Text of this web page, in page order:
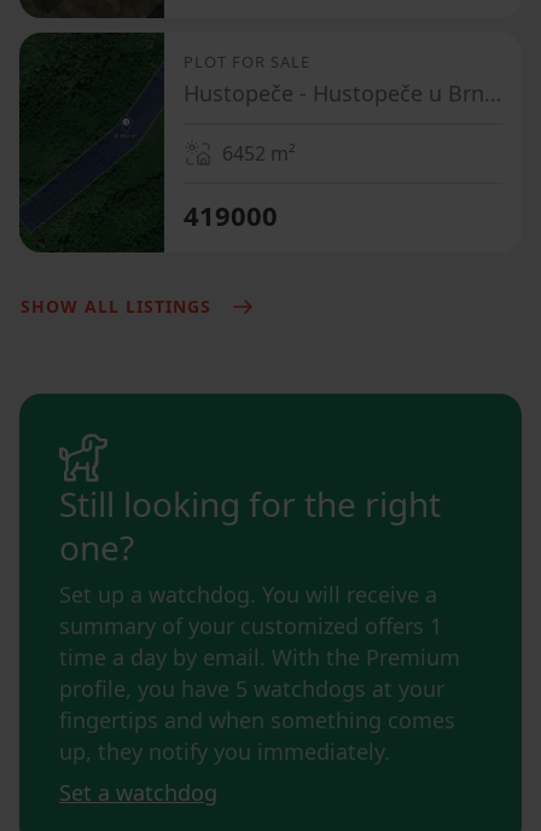
PLOT FOR SALE
Hustopeče - Hustopeče u Brna, Jihomoravský Region
6452 m²
419000
SHOW ALL LISTINGS
Still looking for the right
one?
Set up a watchdog. You will receive a
summary of your customized offers 1
time a day by email. With the Premium
profile, you have 5 watchdogs at your
fingertips and when something comes
up, they notify you immediately.
Set a watchdog